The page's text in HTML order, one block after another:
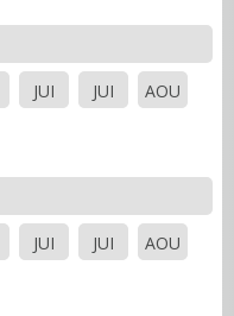
JUI JUI
AOU
JUI JUI
AOU